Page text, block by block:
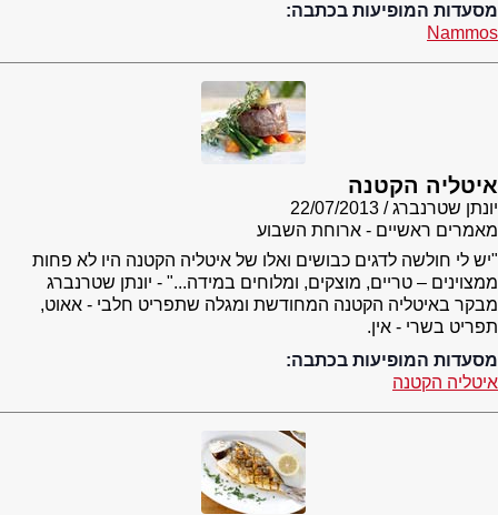
מסעדות המופיעות בכתבה:
Nammos
איטליה הקטנה
יונתן שטרנברג
22/07/2013
מאמרים ראשיים - ארוחת השבוע
"יש לי חולשה לדגים כבושים ואלו של איטליה הקטנה היו לא פחות
ממצוינים – טריים, מוצקים, ומלוחים במידה..." - יונתן שטרנברג
מבקר באיטליה הקטנה המחודשת ומגלה שתפריט חלבי - אאוט,
תפריט בשרי - אין.
מסעדות המופיעות בכתבה:
איטליה הקטנה